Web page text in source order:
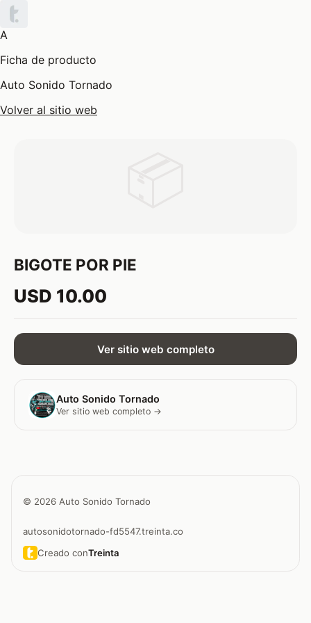
A
Ficha de producto
Auto Sonido Tornado
Volver al sitio web
BIGOTE POR PIE
USD 10.00
Ver sitio web completo
Auto Sonido Tornado
Ver sitio web completo →
© 2026 Auto Sonido Tornado
autosonidotornado-fd5547.treinta.co
Creado conTreinta